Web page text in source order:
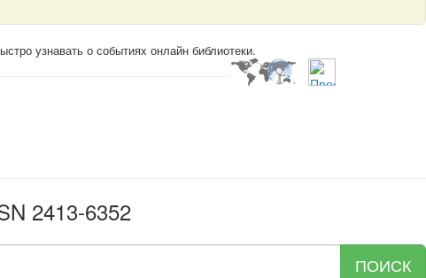
узнавать о событиях онлайн библиотеки.
2413-6352
ПОИСК